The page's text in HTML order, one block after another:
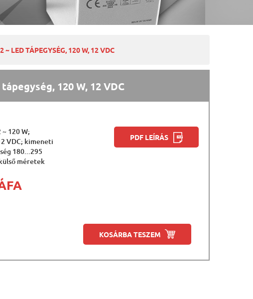
LED TÁPEGYSÉG, 120 W, 12 VDC
120 W, 12 VDC
~ 120 W;
VDC; kimeneti
180...295
méretek
PDF LEÍRÁS
KOSÁRBA TESZEM